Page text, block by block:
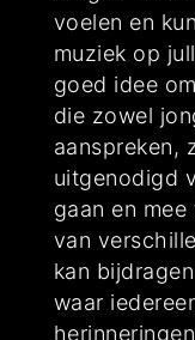
voelen en
muziek op
goed idee
die zowel
aanspreken,
uitgenodigd
gaan en
van
kan
waar